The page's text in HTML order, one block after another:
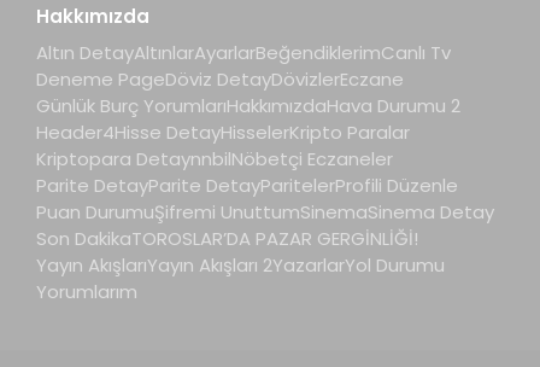
Hakkımızda
Altın DetayAltınlarAyarlarBeğendiklerimCanlı Tv
Deneme PageDöviz DetayDövizlerEczane
Günlük Burç YorumlarıHakkımızdaHava Durumu 2
Header4Hisse DetayHisselerKripto Paralar
Kriptopara DetaynnbilNöbetçi Eczaneler
Parite DetayParite DetayParitelerProfili Düzenle
Puan DurumuŞifremi UnuttumSinemaSinema Detay
Son DakikaTOROSLAR’DA PAZAR GERGİNLİĞİ!
Yayın AkışlarıYayın Akışları 2YazarlarYol Durumu
Yorumlarım